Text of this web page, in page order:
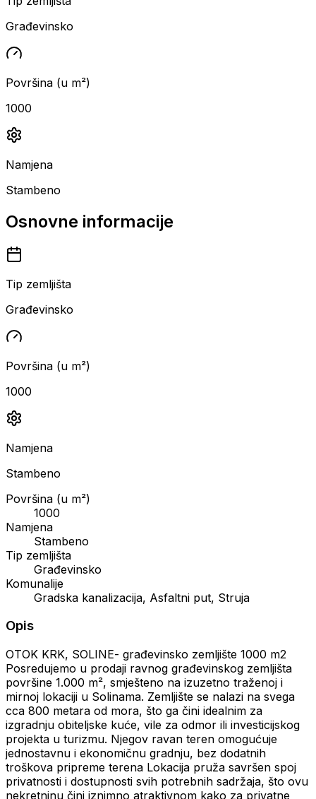
Građevinsko
Površina (u m²)
1000
Namjena
Stambeno
Osnovne informacije
Tip zemljišta
Građevinsko
Površina (u m²)
1000
Namjena
Stambeno
Površina (u m²)
1000
Namjena
Stambeno
Tip zemljišta
Građevinsko
Komunalije
Gradska kanalizacija, Asfaltni put, Struja
Opis
OTOK KRK, SOLINE- građevinsko zemljište 1000 m2
Posredujemo u prodaji ravnog građevinskog zemljišta
površine 1.000 m², smješteno na izuzetno traženoj i
mirnoj lokaciji u Solinama. Zemljište se nalazi na svega
cca 800 metara od mora, što ga čini idealnim za
izgradnju obiteljske kuće, vile za odmor ili investicijskog
projekta u turizmu. Njegov ravan teren omogućuje
jednostavnu i ekonomičnu gradnju, bez dodatnih
troškova pripreme terena Lokacija pruža savršen spoj
privatnosti i dostupnosti svih potrebnih sadržaja, što ovu
nekretninu čini iznimno atraktivnom kako za privatne